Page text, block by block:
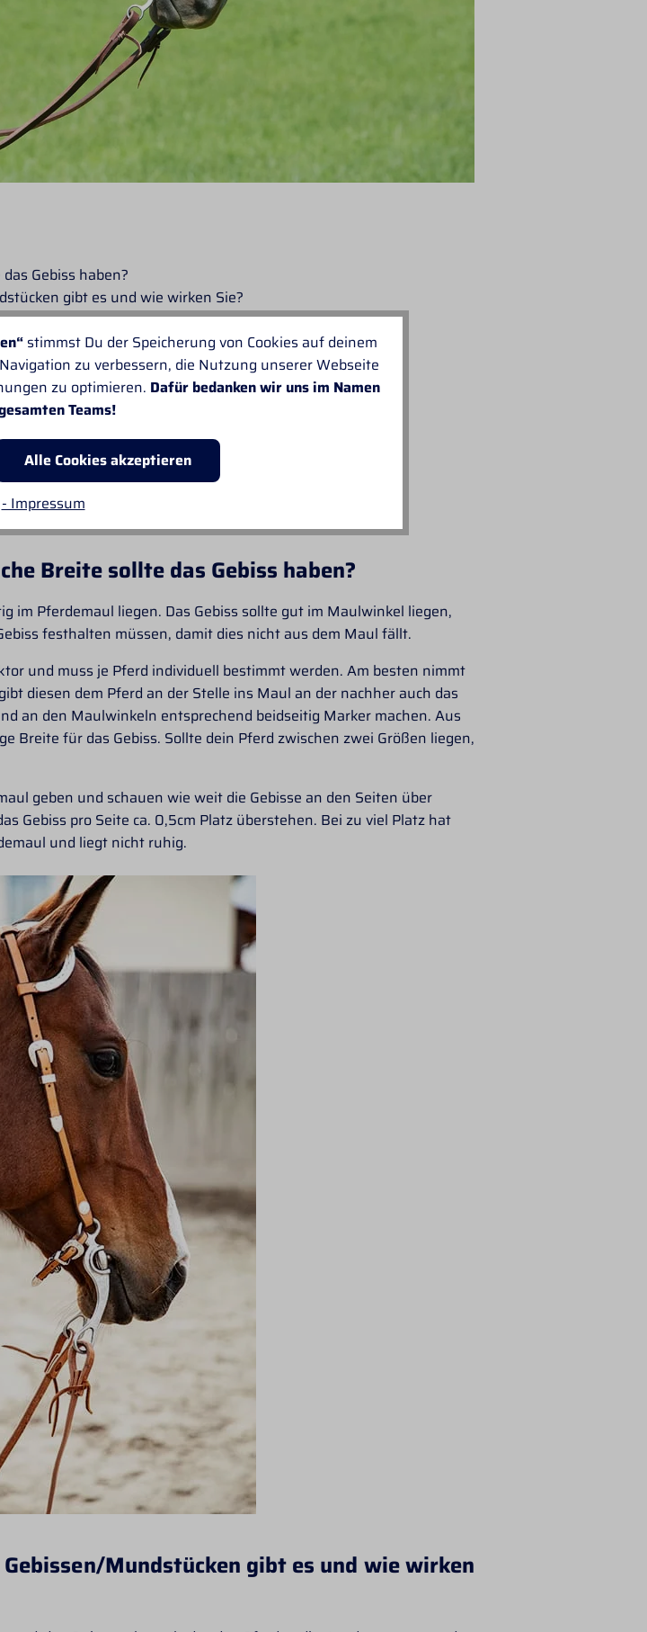
Gebiss haben?
gibt es und wie wirken Sie?
bewahre ich es am besten auf?
Breite sollte das Gebiss haben?
im Pferdemaul liegen. Das Gebiss sollte gut im Maulwinkel liegen,
festhalten müssen, damit dies nicht aus dem Maul fällt.
und muss je Pferd individuell bestimmt werden. Am besten nimmt
diesen dem Pferd an der Stelle ins Maul an der nachher auch das
an den Maulwinkeln entsprechend beidseitig Marker machen. Aus
Breite für das Gebiss. Sollte dein Pferd zwischen zwei Größen liegen,
geben und schauen wie weit die Gebisse an den Seiten über
Gebiss pro Seite ca. 0,5cm Platz überstehen. Bei zu viel Platz hat
und liegt nicht ruhig.
Mundstücken gibt es und wie wirken
stimmst Du der Speicherung von Cookies auf deinem
zu verbessern, die Nutzung unserer Webseite
zu optimieren. Dafür bedanken wir uns im Namen
Teams!
Alle Cookies akzeptieren
- Impressum